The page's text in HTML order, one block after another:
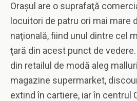
Oraşul are o suprafaţă
locuitori de patru ori mai mare
naţională, fiind unul dintre cel
ţară din acest punct de
din retailul de modă aleg
magazine supermarket,
extind în cartiere, iar în centrul